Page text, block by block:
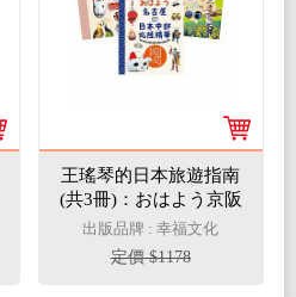
王瑤琴的日本旅遊指南
(共3冊)：おはよう京阪
神（增訂版）：瘋玩關
西三都指南決定版，超
簡單超實用，一本就足
出版品牌 : 幸福文化
定價 $1178